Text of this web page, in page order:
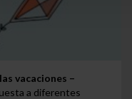
vacaciones –
a diferentes